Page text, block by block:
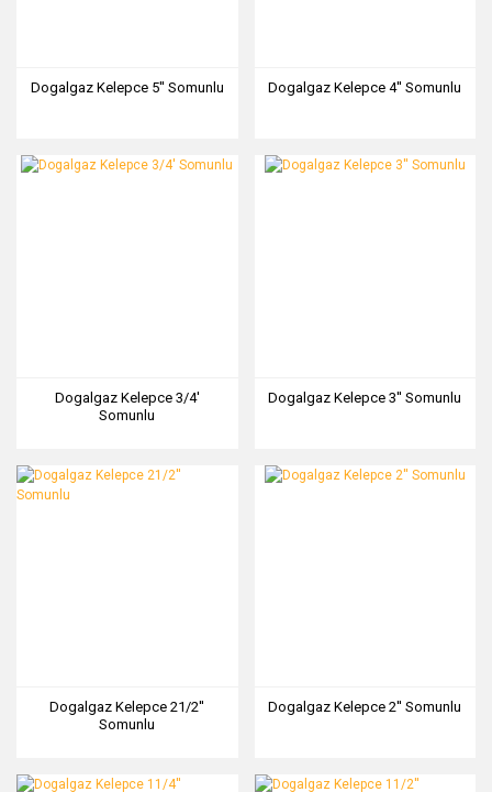
Dogalgaz Kelepce 5'' Somunlu Dogalgaz Kelepce 4'' Somunlu
Dogalgaz Kelepce 3/4'
Somunlu
Dogalgaz Kelepce 3'' Somunlu
Dogalgaz Kelepce 21/2''
Somunlu
Dogalgaz Kelepce 2'' Somunlu